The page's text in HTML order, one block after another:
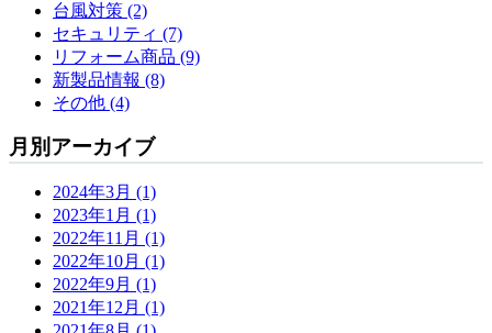
台風対策 (2)
セキュリティ (7)
リフォーム商品 (9)
新製品情報 (8)
その他 (4)
月別アーカイブ
2024年3月 (1)
2023年1月 (1)
2022年11月 (1)
2022年10月 (1)
2022年9月 (1)
2021年12月 (1)